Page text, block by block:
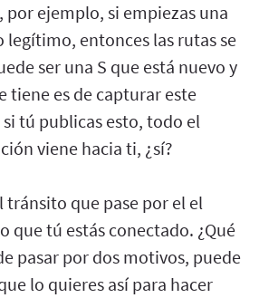
por ejemplo, si empiezas una
legítimo, entonces las rutas se
ser una S que está nuevo y
tiene es de capturar este
tú publicas esto, todo el
viene hacia ti, ¿sí?
que pase por el el
que tú estás conectado. ¿Qué
pasar por dos motivos, puede
lo quieres así para hacer